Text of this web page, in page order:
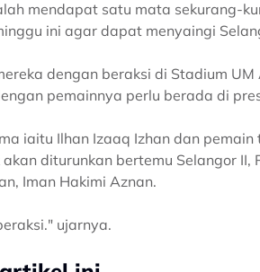
mendapat satu mata sekurang-
ini agar dapat menyaingi
dengan beraksi di Stadium
pemainnya perlu berada di
iaitu Ilhan Izaaq Izhan dan pemain
diturunkan bertemu Selangor II,
Iman Hakimi Aznan.
ujarnya.